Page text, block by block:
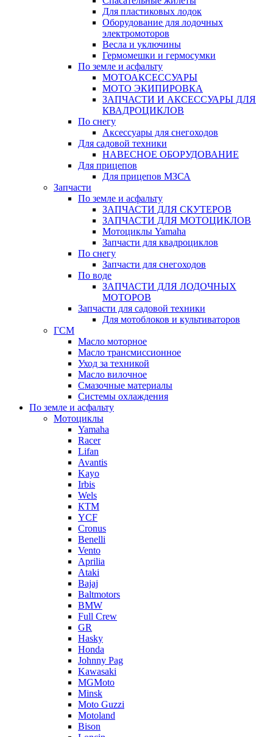
Для пластиковых лодок
Оборудование для лодочных
электромоторов
Весла и уключины
Гермомешки и гермосумки
По земле и асфальту
МОТОАКСЕССУАРЫ
МОТО ЭКИПИРОВКА
ЗАПЧАСТИ И АКСЕССУАРЫ ДЛЯ
КВАДРОЦИКЛОВ
По снегу
Аксессуары для снегоходов
Для садовой техники
НАВЕСНОЕ ОБОРУДОВАНИЕ
Для прицепов
Для прицепов МЗСА
Запчасти
По земле и асфальту
ЗАПЧАСТИ ДЛЯ СКУТЕРОВ
ЗАПЧАСТИ ДЛЯ МОТОЦИКЛОВ
Мотоциклы Yamaha
Запчасти для квадроциклов
По снегу
Запчасти для снегоходов
По воде
ЗАПЧАСТИ ДЛЯ ЛОДОЧНЫХ
МОТОРОВ
Запчасти для садовой техники
Для мотоблоков и культиваторов
ГСМ
Масло моторное
Масло трансмиссионное
Уход за техникой
Масло вилочное
Смазочные материалы
Системы охлаждения
По земле и асфальту
Мотоциклы
Yamaha
Racer
Lifan
Avantis
Kayo
Irbis
Wels
КТМ
YCF
Cronus
Benelli
Vento
Aprilia
Ataki
Bajaj
Baltmotors
BMW
Full Crew
GR
Hasky
Honda
Johnny Pag
Kawasaki
MGMoto
Minsk
Moto Guzzi
Motoland
Bison